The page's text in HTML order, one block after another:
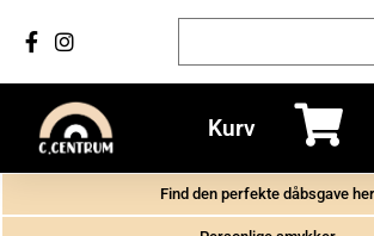
Kurv
Find den perfekte dåbsgave her